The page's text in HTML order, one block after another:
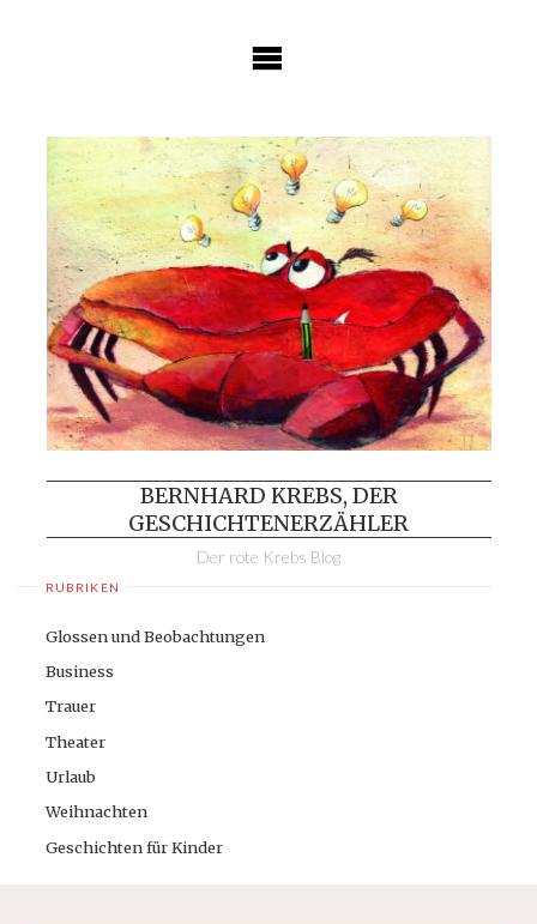
BERNHARD KREBS, DER
GESCHICHTENERZÄHLER
Der rote Krebs Blog
RUBRIKEN
Glossen und Beobachtungen
Business
Trauer
Theater
Urlaub
Weihnachten
Geschichten für Kinder